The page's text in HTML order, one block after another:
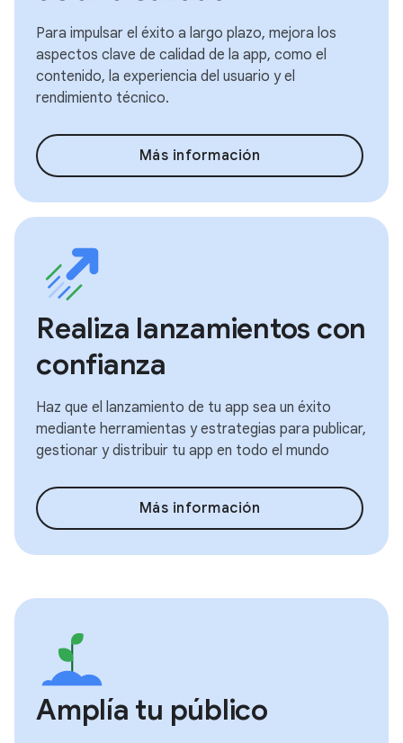
Para impulsar el éxito a largo plazo, mejora los
aspectos clave de calidad de la app, como el
contenido, la experiencia del usuario y el
rendimiento técnico.
Más información
Realiza lanzamientos con
confianza
Haz que el lanzamiento de tu app sea un éxito
mediante herramientas y estrategias para publicar,
gestionar y distribuir tu app en todo el mundo
Más información
Amplía tu público